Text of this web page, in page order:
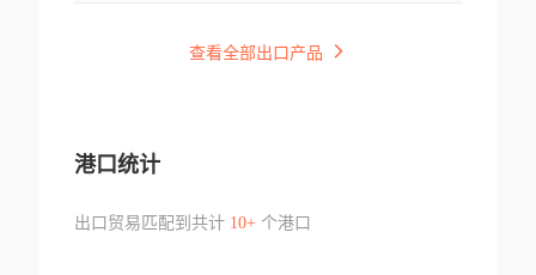
查看全部出口产品
港口统计
出口贸易匹配到共计 10+个港口